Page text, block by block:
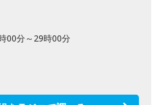
00分～29時00分